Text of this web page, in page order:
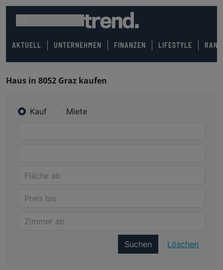
AKTUELL UNTERNEHMEN FINANZEN LIFESTYLE
Haus in 8052 Graz kaufen
Kauf Miete
Suchen Löschen